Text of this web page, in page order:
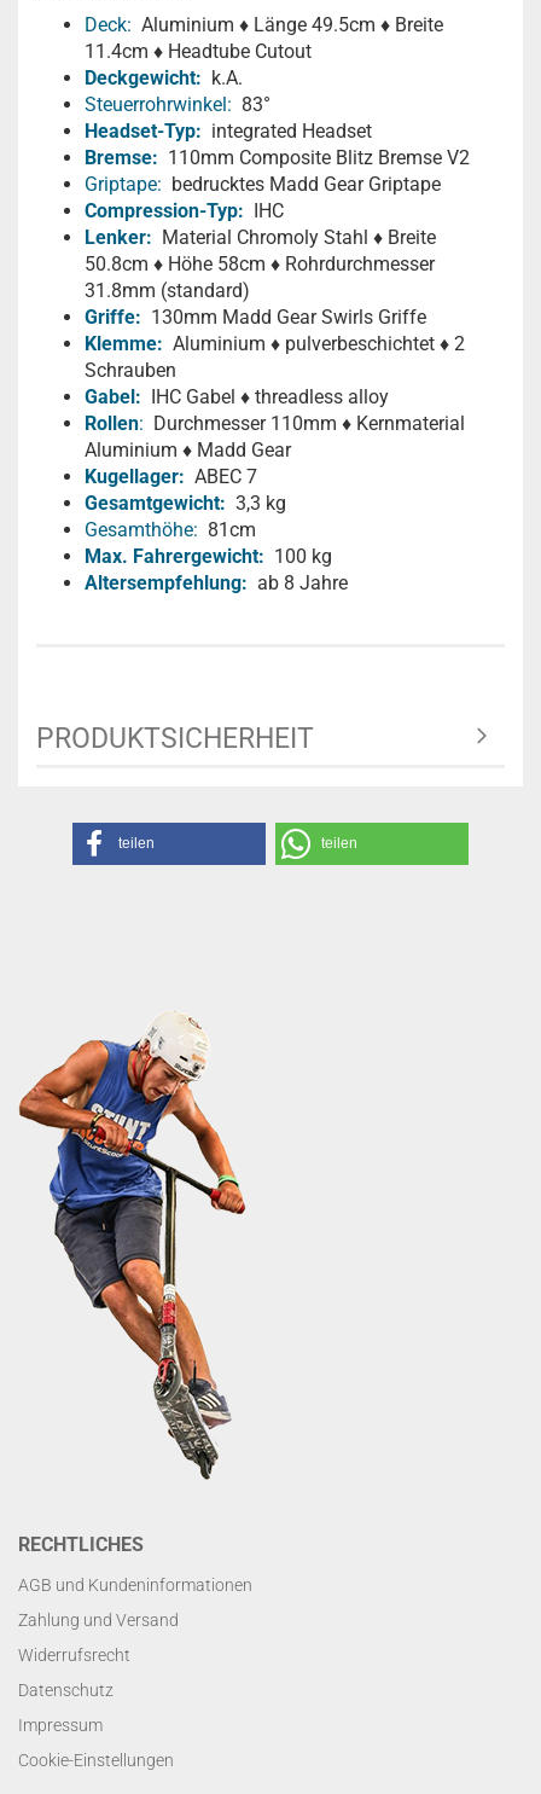
Deck: Aluminium ♦ Länge 49.5cm ♦ Breite
11.4cm ♦ Headtube Cutout
Deckgewicht: k.A.
Steuerrohrwinkel: 83°
Headset-Typ: integrated Headset
Bremse: 110mm Composite Blitz Bremse V2
Griptape: bedrucktes Madd Gear Griptape
Compression-Typ: IHC
Lenker: Material Chromoly Stahl ♦ Breite
50.8cm ♦ Höhe 58cm ♦ Rohrdurchmesser
31.8mm (standard)
Griffe: 130mm Madd Gear Swirls Griffe
Klemme: Aluminium ♦ pulverbeschichtet ♦ 2
Schrauben
Gabel: IHC Gabel ♦ threadless alloy
Rollen: Durchmesser 110mm ♦ Kernmaterial
Aluminium ♦ Madd Gear
Kugellager: ABEC 7
Gesamtgewicht: 3,3 kg
Gesamthöhe: 81cm
Max. Fahrergewicht: 100 kg
Altersempfehlung: ab 8 Jahre
PRODUKTSICHERHEIT
teilen teilen
RECHTLICHES
AGB und Kundeninformationen
Zahlung und Versand
Widerrufsrecht
Datenschutz
Impressum
Cookie-Einstellungen